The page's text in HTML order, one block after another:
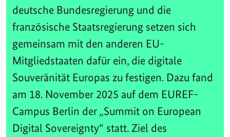
deutsche Bundesregierung und die
französische Staatsregierung setzen sich
gemeinsam mit den anderen EU-
Mitgliedstaaten dafür ein, die digitale
Souveränität Europas zu festigen. Dazu fand
am 18. November 2025 auf dem EUREF-
Campus Berlin der „Summit on European
Digital Sovereignty“ statt. Ziel des